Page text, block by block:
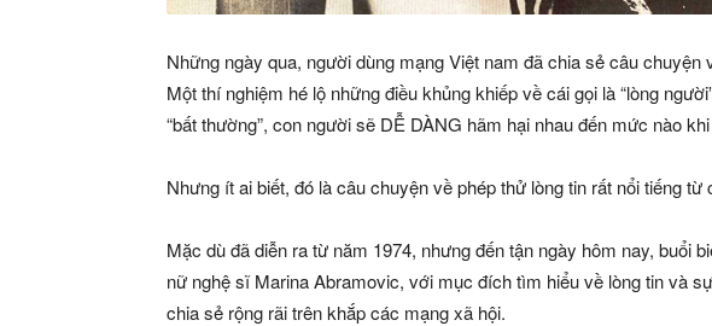
Những ngày qua, người dùng mạng Việt nam đã chia sẻ câu chuyện
Một thí nghiệm hé lộ những điều khủng khiếp về cái gọi là “lòng
“bất thường”, con người sẽ DỄ DÀNG hãm hại nhau đến mức nào
Nhưng ít ai biết, đó là câu chuyện về phép thử lòng tin rất nổi tiếng
Mặc dù đã diễn ra từ năm 1974, nhưng đến tận ngày hôm nay, buổi
nữ nghệ sĩ Marina Abramovic, với mục đích tìm hiểu về lòng tin và
chia sẻ rộng rãi trên khắp các mạng xã hội.